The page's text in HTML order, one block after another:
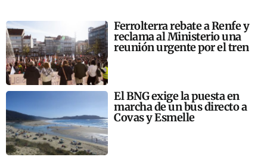
Ferrolterra rebate a Renfe y
reclama al Ministerio una
reunión urgente por el tren
El BNG exige la puesta en
marcha de un bus directo a
Covas y Esmelle